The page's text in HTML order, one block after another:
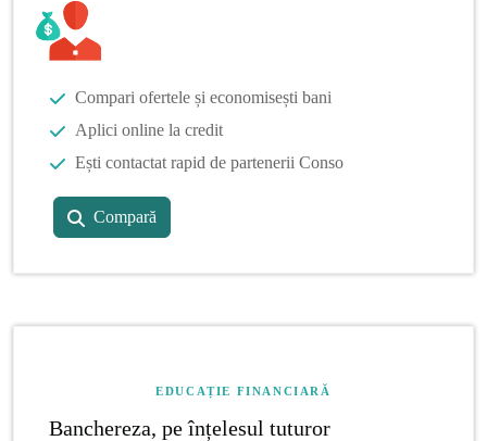
Compari ofertele și economisești bani
Aplici online la credit
Ești contactat rapid de partenerii Conso
Compară
EDUCAȚIE FINANCIARĂ
Banchereza, pe înțelesul tuturor